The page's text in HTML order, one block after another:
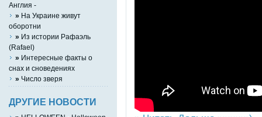
Англия -
» На Украине живут
оборотни
» Из истории Рафаэль
(Rafael)
» Интересные факты о
снах и сноведениях
» Число зверя
ДРУГИЕ НОВОСТИ